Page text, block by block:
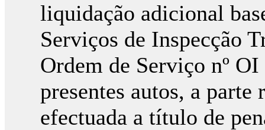
liquidação adicional
Serviços de Inspecção
Ordem de Serviço nº
presentes autos, a parte
efectuada a título de